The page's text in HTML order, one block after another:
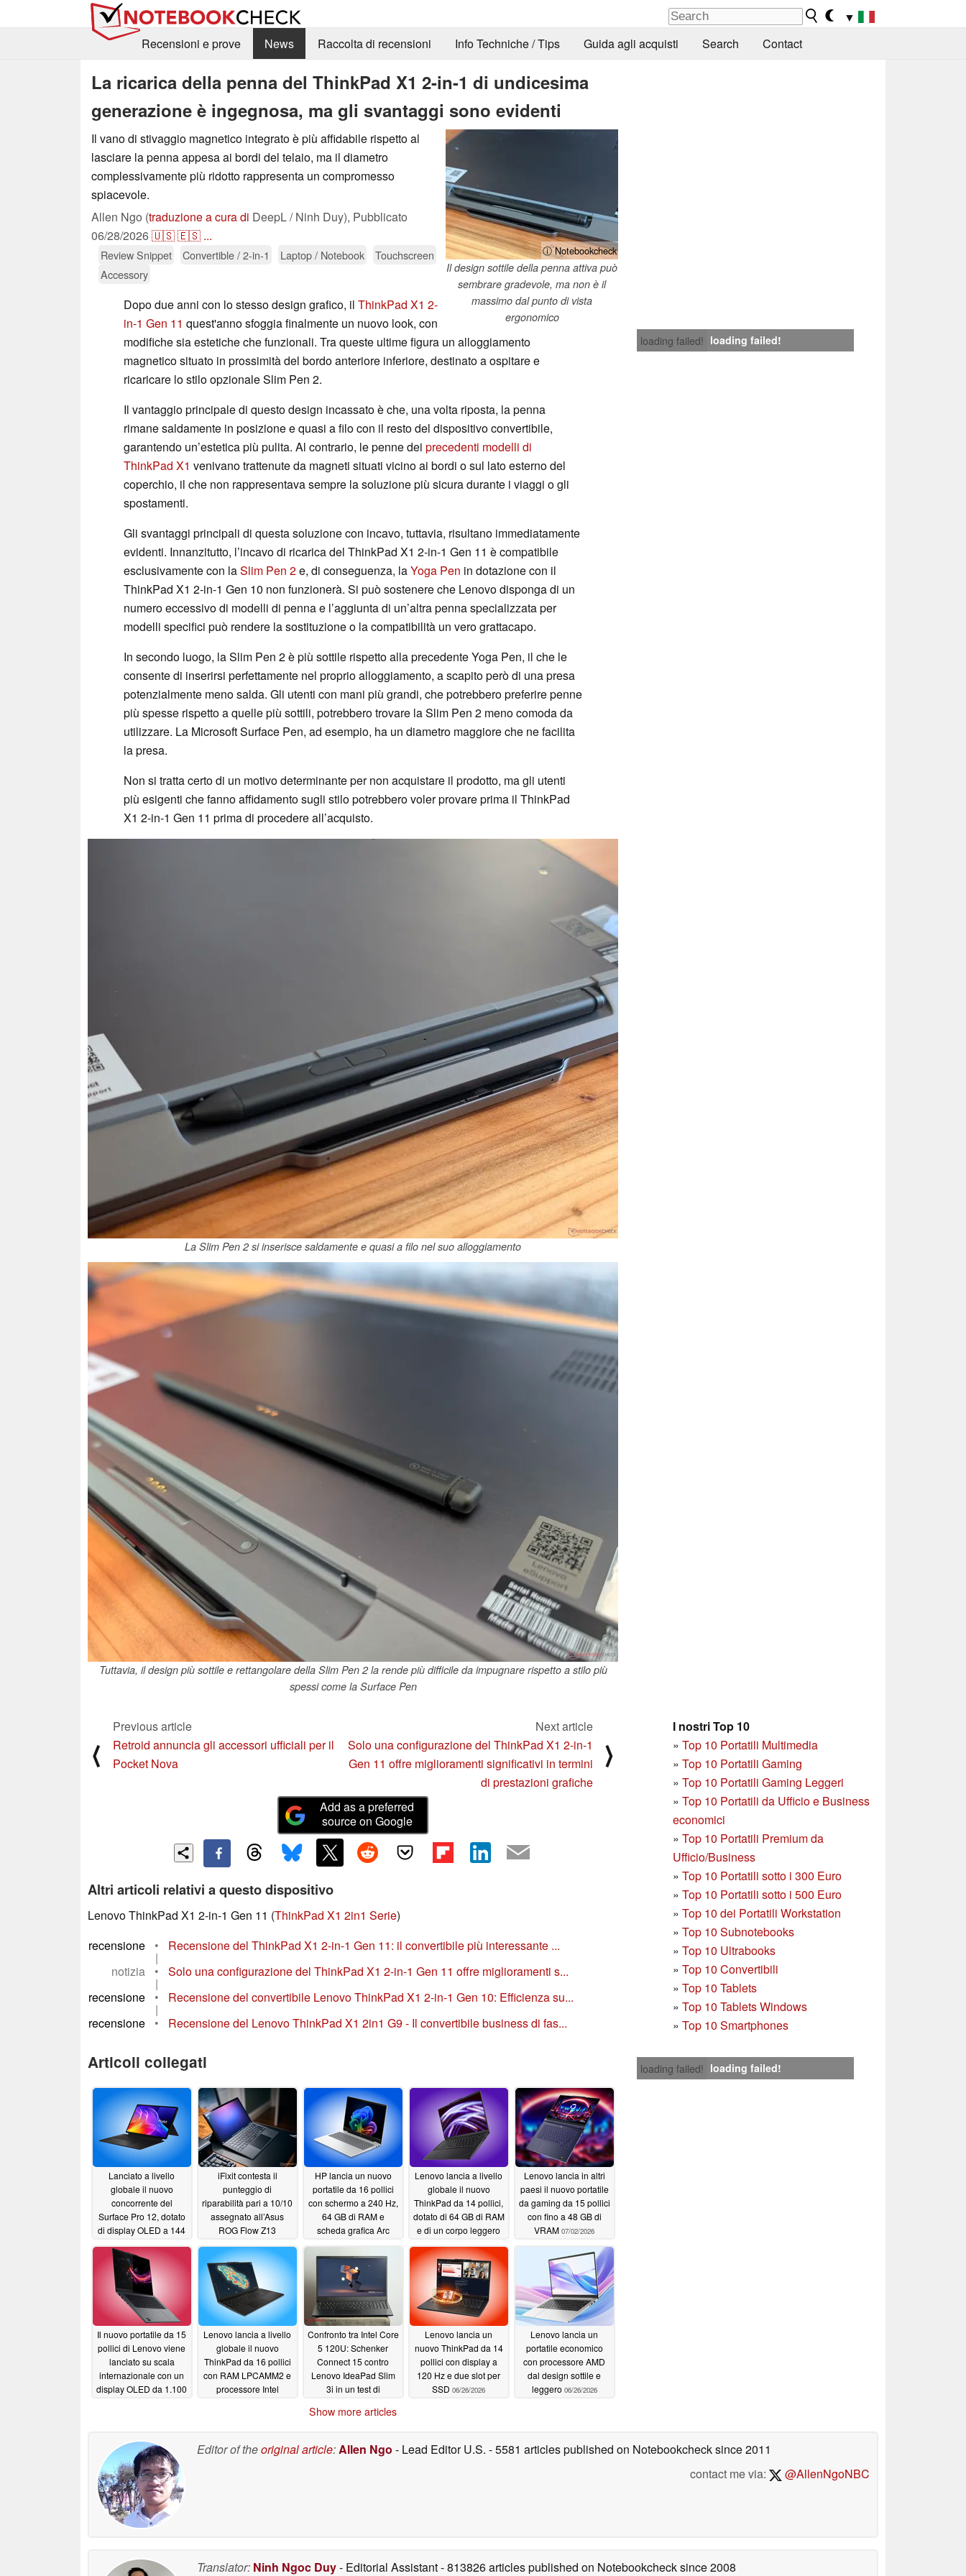
▼
Recensioni e prove
News Raccolta di recensioni Info Techniche / Tips Guida agli acquisti Search Contact
La ricarica della penna del ThinkPad X1 2-in-1 di undicesima
generazione è ingegnosa, ma gli svantaggi sono evidenti
ⓘ Notebookcheck
Il design sottile della penna attiva può
sembrare gradevole, ma non è il
massimo dal punto di vista
ergonomico
Il vano di stivaggio magnetico integrato è più affidabile rispetto al
lasciare la penna appesa ai bordi del telaio, ma il diametro
complessivamente più ridotto rappresenta un compromesso
spiacevole.
Allen Ngo (traduzione a cura di DeepL / Ninh Duy), Pubblicato
06/28/2026🇺🇸🇪🇸 ...
Review Snippet Convertible / 2-in-1 Laptop / Notebook
Touchscreen
Accessory
loading failed! loading failed!
Dopo due anni con lo stesso design grafico, il ThinkPad X1 2-
in-1 Gen 11 quest'anno sfoggia finalmente un nuovo look, con
modifiche sia estetiche che funzionali. Tra queste ultime figura un alloggiamento
magnetico situato in prossimità del bordo anteriore inferiore, destinato a ospitare e
ricaricare lo stilo opzionale Slim Pen 2.
Il vantaggio principale di questo design incassato è che, una volta riposta, la penna
rimane saldamente in posizione e quasi a filo con il resto del dispositivo convertibile,
garantendo un’estetica più pulita. Al contrario, le penne dei precedenti modelli di
ThinkPad X1 venivano trattenute da magneti situati vicino ai bordi o sul lato esterno del
coperchio, il che non rappresentava sempre la soluzione più sicura durante i viaggi o gli
spostamenti.
Gli svantaggi principali di questa soluzione con incavo, tuttavia, risultano immediatamente
evidenti. Innanzitutto, l’incavo di ricarica del ThinkPad X1 2-in-1 Gen 11 è compatibile
esclusivamente con laSlim Pen 2e, di conseguenza, laYoga Pen in dotazione con il
ThinkPad X1 2-in-1 Gen 10 non funzionerà. Si può sostenere che Lenovo disponga di un
numero eccessivo di modelli di penna e l’aggiunta di un’altra penna specializzata per
modelli specifici può rendere la sostituzione o la compatibilità un vero grattacapo.
In secondo luogo, la Slim Pen 2 è più sottile rispetto alla precedente Yoga Pen, il che le
consente di inserirsi perfettamente nel proprio alloggiamento, a scapito però di una presa
potenzialmente meno salda. Gli utenti con mani più grandi, che potrebbero preferire penne
più spesse rispetto a quelle più sottili, potrebbero trovare la Slim Pen 2 meno comoda da
utilizzare. La Microsoft Surface Pen, ad esempio, ha un diametro maggiore che ne facilita
la presa.
Non si tratta certo di un motivo determinante per non acquistare il prodotto, ma gli utenti
più esigenti che fanno affidamento sugli stilo potrebbero voler provare prima il ThinkPad
X1 2-in-1 Gen 11 prima di procedere all’acquisto.
La Slim Pen 2 si inserisce saldamente e quasi a filo nel suo alloggiamento
Tuttavia, il design più sottile e rettangolare della Slim Pen 2 la rende più difficile da impugnare rispetto a stilo più
spessi come la Surface Pen
I nostri Top 10
» Top 10 Portatili Multimedia
» Top 10 Portatili Gaming
» Top 10 Portatili Gaming Leggeri
» Top 10 Portatili da Ufficio e Business
economici
» Top 10 Portatili Premium da
Ufficio/Business
» Top 10 Portatili sotto i 300 Euro
» Top 10 Portatili sotto i 500 Euro
» Top 10 dei Portatili Workstation
» Top 10 Subnotebooks
» Top 10 Ultrabooks
» Top 10 Convertibili
» Top 10 Tablets
» Top 10 Tablets Windows
» Top 10 Smartphones
loading failed! loading failed!
⟨
Previous article
Retroid annuncia gli accessori ufficiali per il
Pocket Nova
Next article
Solo una configurazione del ThinkPad X1 2-in-1
Gen 11 offre miglioramenti significativi in termini
di prestazioni grafiche
⟩
Add as a preferred
source on Google
Altri articoli relativi a questo dispositivo
Lenovo ThinkPad X1 2-in-1 Gen 11 (ThinkPad X1 2in1 Serie)
recensione
• Recensione del ThinkPad X1 2-in-1 Gen 11: il convertibile più interessante ...
|
notizia
• Solo una configurazione del ThinkPad X1 2-in-1 Gen 11 offre miglioramenti s...
|
recensione
• Recensione del convertibile Lenovo ThinkPad X1 2-in-1 Gen 10: Efficienza su...
|
recensione
• Recensione del Lenovo ThinkPad X1 2in1 G9 - Il convertibile business di fas...
Articoli collegati
Lanciato a livello
globale il nuovo
concorrente del
Surface Pro 12, dotato
di display OLED a 144
Snapdragon X2 Elite
più potente e batteria
più capiente del 50%
07/24/2026
iFixit contesta il
punteggio di
riparabilità pari a 10/10
assegnato all’Asus
ROG Flow Z13
07/14/2026
HP lancia un nuovo
portatile da 16 pollici
con schermo a 240 Hz,
64 GB di RAM e
scheda grafica Arc
07/02/2026
Lenovo lancia a livello
globale il nuovo
ThinkPad da 14 pollici,
dotato di 64 GB di RAM
e di un corpo leggero
07/02/2026
Lenovo lancia in altri
paesi il nuovo portatile
da gaming da 15 pollici
con fino a 48 GB di
VRAM 07/02/2026
Il nuovo portatile da 15
pollici di Lenovo viene
lanciato su scala
internazionale con un
display OLED da 1.100
Lenovo lancia a livello
globale il nuovo
ThinkPad da 16 pollici
con RAM LPCAMM2 e
processore Intel
Confronto tra Intel Core
5 120U: Schenker
Connect 15 contro
Lenovo IdeaPad Slim
3i in un test di
06/26/2026
Lenovo lancia un
nuovo ThinkPad da 14
pollici con display a
120 Hz e due slot per
SSD 06/26/2026
Lenovo lancia un
portatile economico
con processore AMD
dal design sottile e
leggero 06/26/2026
Show more articles
Editor of theoriginal article:Allen Ngo - Lead Editor U.S. - 5581 articles published on Notebookchecksince 2011
contact me via:
@AllenNgoNBC
Translator: Ninh Ngoc Duy- Editorial Assistant- 813826 articles published on Notebookchecksince 2008